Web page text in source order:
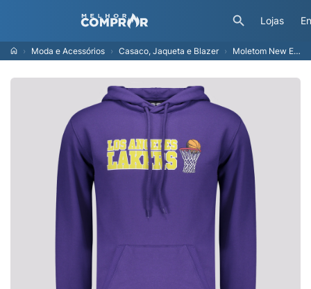
Lojas
Moda e Acessórios Casaco, Jaqueta e Blazer Moletom New Era NBA Los Angeles Lakers Core Roxo